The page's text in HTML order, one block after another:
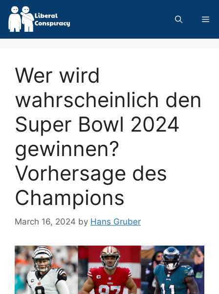
Skip
content
Wer wird
wahrscheinlich den
Super Bowl 2024
gewinnen?
Vorhersage des
Champions
March 16, 2024 by Hans Gruber